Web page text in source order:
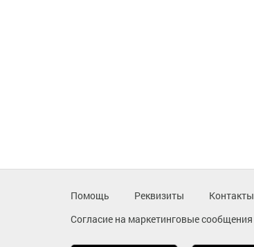
Помощь Реквизиты Контакты
Согласие на маркетинговые сообщения